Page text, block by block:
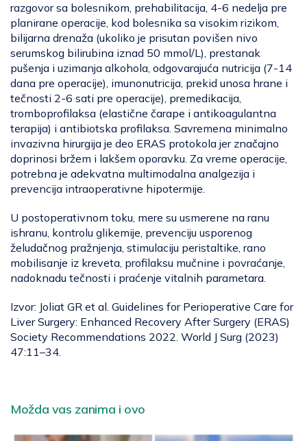
razgovor sa bolesnikom, prehabilitacija, 4-6 nedelja pre
planirane operacije, kod bolesnika sa visokim rizikom,
bilijarna drenaža (ukoliko je prisutan povišen nivo
serumskog bilirubina iznad 50 mmol/L), prestanak
pušenja i uzimanja alkohola, odgovarajuća nutricija (7-14
dana pre operacije), imunonutricija, prekid unosa hrane i
tečnosti 2-6 sati pre operacije), premedikacija,
tromboprofilaksa (elastične čarape i antikoagulantna
terapija) i antibiotska profilaksa. Savremena minimalno
invazivna hirurgija je deo ERAS protokola jer značajno
doprinosi bržem i lakšem oporavku. Za vreme operacije,
potrebna je adekvatna multimodalna analgezija i
prevencija intraoperativne hipotermije.
U postoperativnom toku, mere su usmerene na ranu
ishranu, kontrolu glikemije, prevenciju usporenog
želudačnog pražnjenja, stimulaciju peristaltike, rano
mobilisanje iz kreveta, profilaksu mučnine i povraćanje,
nadoknadu tečnosti i praćenje vitalnih parametara.
Izvor: Joliat GR et al. Guidelines for Perioperative Care for
Liver Surgery: Enhanced Recovery After Surgery (ERAS)
Society Recommendations 2022. World J Surg (2023)
47:11–34.
Možda vas zanima i ovo